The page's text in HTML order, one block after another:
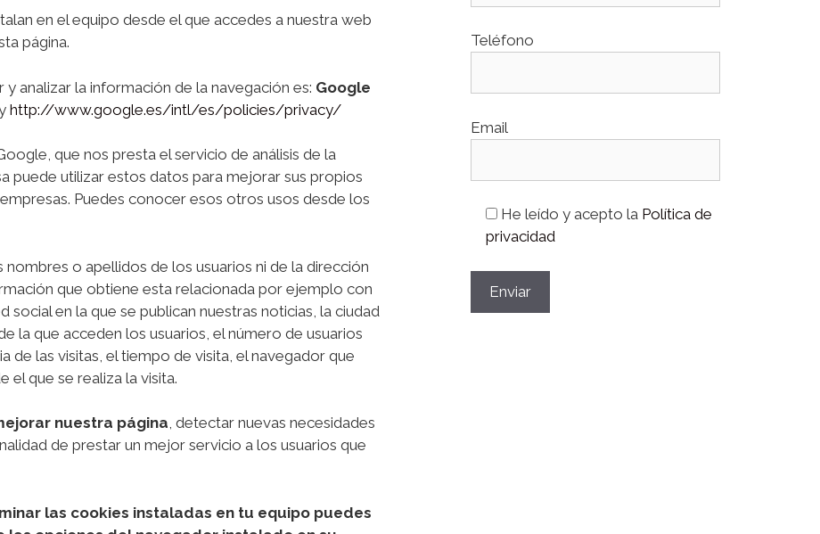
en el equipo desde el que accedes a nuestra web
página.
analizar la información de la navegación es: Google
http://www.google.es/intl/es/policies/privacy/
que nos presta el servicio de análisis de la
puede utilizar estos datos para mejorar sus propios
Puedes conocer esos otros usos desde los
o apellidos de los usuarios ni de la dirección
que obtiene esta relacionada por ejemplo con
social en la que se publican nuestras noticias, la ciudad
la que acceden los usuarios, el número de usuarios
de las visitas, el tiempo de visita, el navegador que
el que se realiza la visita.
nuestra página, detectar nuevas necesidades
de prestar un mejor servicio a los usuarios que
las cookies instaladas en tu equipo puedes
Teléfono
Email
He leído y acepto la Política de
privacidad